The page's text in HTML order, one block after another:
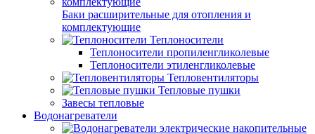
Баки расширительные для отопления и
комплектующие
Теплоносители
Теплоносители пропиленгликолевые
Теплоносители этиленгликолевые
Тепловентиляторы
Тепловые пушки
Завесы тепловые
Водонагреватели